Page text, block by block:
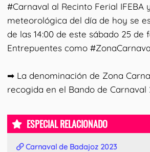
#Carnaval al Recinto Ferial IFEBA
meteorológica del día de hoy se
de las 14:00 de este sábado 25 de
Entrepuentes como
➡ La denominación de Zona
recogida en el Bando de Carnaval
ESPECIAL RELACIONADO
Carnaval de Badajoz 2023